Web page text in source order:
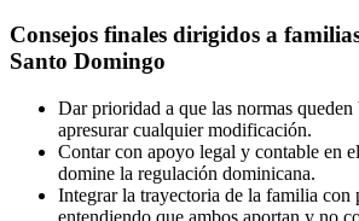
Consejos finales dirigidos a
Santo Domingo
Dar prioridad a que las normas
apresurar cualquier modificación.
Contar con apoyo legal y contable en
domine la regulación dominicana.
Integrar la trayectoria de la familia con
entendiendo que ambos aportan y no